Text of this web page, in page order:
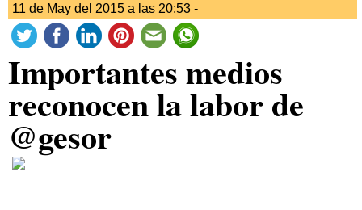
11 de May del 2015 a las 20:53 -
Importantes medios
reconocen la labor de
@gesor